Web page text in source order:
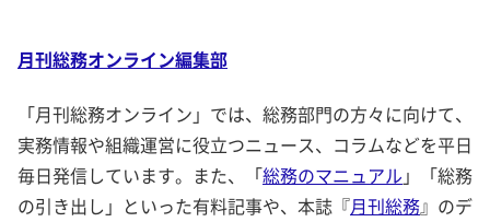
月刊総務オンライン編集部
「月刊総務オンライン」では、総務部門の方々に向けて、
実務情報や組織運営に役立つニュース、コラムなどを平日
毎日発信しています。また、「総務のマニュアル 」「総務
の引き出し」といった有料記事や、本誌『月刊総務』のデ